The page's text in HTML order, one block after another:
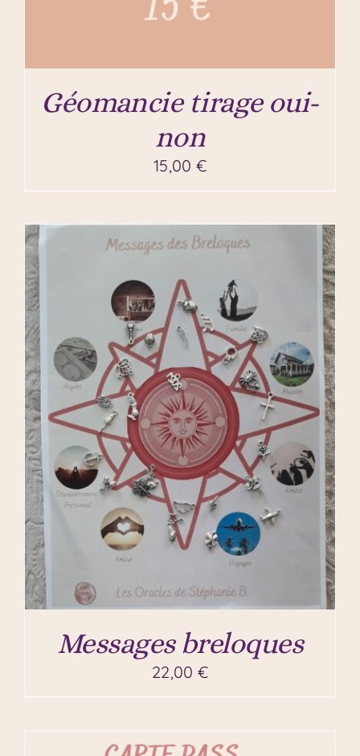
Géomancie tirage oui-
non
15,00 €
Messages breloques
22,00 €